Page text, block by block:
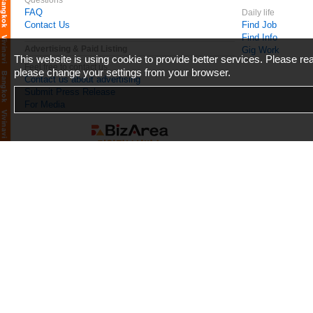
FAQ
Contact Us
Feel free to contact us
Contact us about advertising
Submit Press Release
For Media
Daily life
Find Job
Find Info
Gig Work
This website is using cookie to provide better services. Please
please change your settings from your browser.